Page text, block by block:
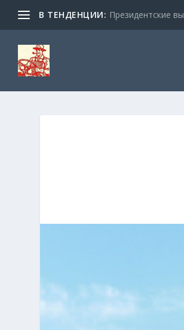
В ТЕНДЕНЦИИ: Президентские